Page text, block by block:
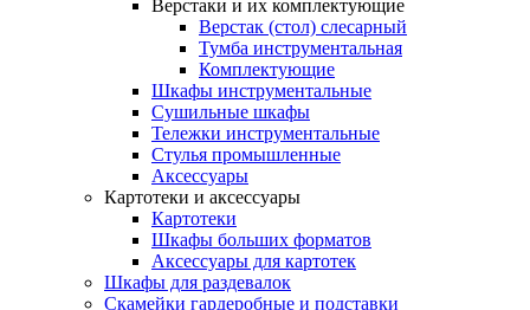
Верстаки и их комплектующие
Верстак (стол) слесарный
Тумба инструментальная
Комплектующие
Шкафы инструментальные
Сушильные шкафы
Тележки инструментальные
Стулья промышленные
Аксессуары
Картотеки и аксессуары
Картотеки
Шкафы больших форматов
Аксессуары для картотек
Шкафы для раздевалок
Скамейки гардеробные и подставки